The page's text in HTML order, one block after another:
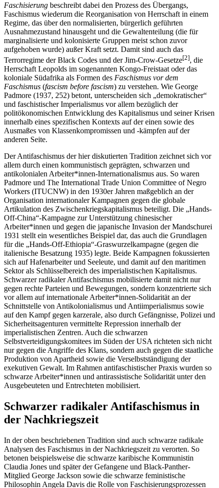
Faschisierung beschreibt dabei den Prozess des Übergangs,
Faschismus wiederum die Reorganisation von Herrschaft in einem
Regime, das über den normalisierten, bürgerlich geführten
Ausnahmezustand hinausgeht und die Gewaltenteilung (die für
marginalisierte und kolonisierte Gruppen meist schon zuvor
aufgehoben wurde) außer Kraft setzt. Damit sind auch das
Terrorregime der Black Codes und der Jim-Crow-Gesetze[2], die
Herrschaft Leopolds im sogenannten Kongo-Freistaat oder das
koloniale Südafrika als Formen des Faschismus vor dem
Faschismus (fascism before fascism) zu verstehen. Wie George
Padmore (1937, 252) betont, unterscheiden sich „demokratischer“
und faschistischer Imperialismus vor allem bezüglich der
politökonomischen Entwicklung des Kapitalismus und seiner Krisen
innerhalb eines spezifischen Kontexts auf der einen sowie des
Ausmaßes von Klassenkompromissen und -kämpfen auf der
anderen Seite.
Der Antifaschismus der hier diskutierten Tradition zeichnet sich vor
allem durch einen kommunistisch geprägten, schwarzen und
antikolonialen Arbeiter*innen-Internationalismus aus. So waren
Padmore und The International Trade Union Committee of Negro
Workers (ITUCNW) in den 1930er Jahren maßgeblich an der
Organisation internationaler Kampagnen gegen die globale
Artikulation des Zwischenkriegskapitalismus beteiligt. Die „Hands-
Off-China“-Kampagne zur Unterstützung chinesischer
Arbeiter*innen und gegen die japanische Invasion der Mandschurei
1931 stellt ein wesentliches Beispiel dar, das auch die Grundlagen
für die „Hands-Off-Ethiopia“-Graswurzelkampagne (gegen die
italienische Besatzung 1935) legte. Beide Kampagnen fokussierten
sich auf Hafenarbeiter und Seeleute, und damit auf den maritimen
Sektor als Schlüsselbereich des imperialistischen Kapitalismus.
Schwarzer radikaler Antifaschismus mobilisierte damit nicht nur
gegen rechte Parteien und Bewegungen, sondern konzentrierte sich
vor allem auf internationale Arbeiter*innen-Solidarität an der
Schnittstelle von Antikolonialismus und Antiimperialismus sowie
auf den Kampf gegen karzerale, also durch Gefängnisse, Polizei und
Sicherheitsagenturen vermittelte Repression innerhalb der
imperialistischen Zentren. Auch die schwarzen
Selbstverteidigungskomitees im Süden der USA richteten sich nicht
nur gegen die Angriffe des Klans, sondern auch gegen die staatliche
Produktion von Apartheid sowie die Verselbstständigung der
exekutiven Gewalt. Im Rahmen antifaschistischer Praxis wurden so
schwarze Arbeiter*innen und antirassistische Solidarität unter den
Ausgebeuteten und Entrechteten mobilisiert.
Schwarzer radikaler Antifaschismus in
der Nachkriegszeit
In der oben beschriebenen Tradition sind auch schwarze radikale
Analysen des Faschismus in der Nachkriegszeit zu verorten. So
betonen beispielsweise die schwarze karibische Kommunistin
Claudia Jones und später der Gefangene und Black-Panther-
Mitglied George Jackson sowie die schwarze feministische
Philosophin Angela Davis die Rolle von Faschisierungsprozessen